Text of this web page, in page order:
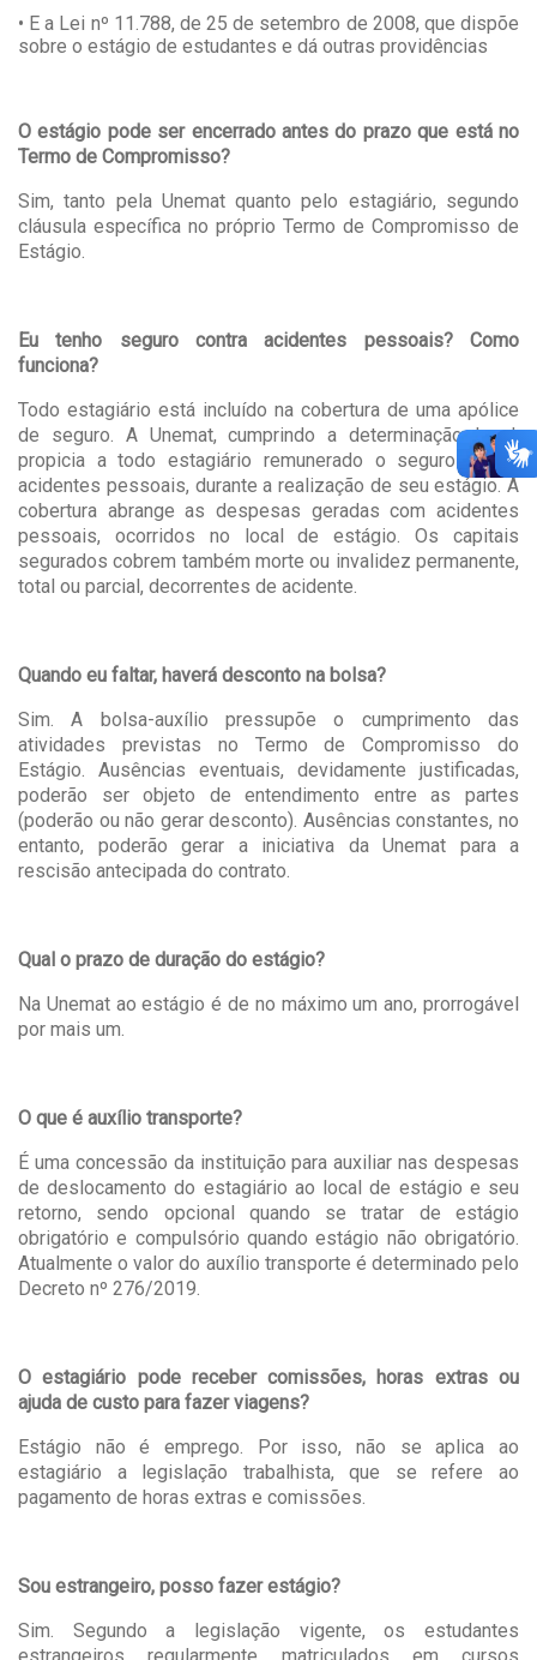
• E a Lei nº 11.788, de 25 de setembro de 2008, que dispõe
sobre o estágio de estudantes e dá outras providências
O estágio pode ser encerrado antes do prazo que está no
Termo de Compromisso?
Sim, tanto pela Unemat quanto pelo estagiário, segundo
cláusula específica no próprio Termo de Compromisso de
Estágio.
Eu tenho seguro contra acidentes pessoais? Como
funciona?
Todo estagiário está incluído na cobertura de uma apólice
de seguro. A Unemat, cumprindo a determinação legal,
propicia a todo estagiário remunerado o seguro contra
acidentes pessoais, durante a realização de seu estágio. A
cobertura abrange as despesas geradas com acidentes
pessoais, ocorridos no local de estágio. Os capitais
segurados cobrem também morte ou invalidez permanente,
total ou parcial, decorrentes de acidente.
Quando eu faltar, haverá desconto na bolsa?
Sim. A bolsa-auxílio pressupõe o cumprimento das
atividades previstas no Termo de Compromisso do
Estágio. Ausências eventuais, devidamente justificadas,
poderão ser objeto de entendimento entre as partes
(poderão ou não gerar desconto). Ausências constantes, no
entanto, poderão gerar a iniciativa da Unemat para a
rescisão antecipada do contrato.
Qual o prazo de duração do estágio?
Na Unemat ao estágio é de no máximo um ano, prorrogável
por mais um.
O que é auxílio transporte?
É uma concessão da instituição para auxiliar nas despesas
de deslocamento do estagiário ao local de estágio e seu
retorno, sendo opcional quando se tratar de estágio
obrigatório e compulsório quando estágio não obrigatório.
Atualmente o valor do auxílio transporte é determinado pelo
Decreto nº 276/2019.
O estagiário pode receber comissões, horas extras ou
ajuda de custo para fazer viagens?
Estágio não é emprego. Por isso, não se aplica ao
estagiário a legislação trabalhista, que se refere ao
pagamento de horas extras e comissões.
Sou estrangeiro, posso fazer estágio?
Sim. Segundo a legislação vigente, os estudantes